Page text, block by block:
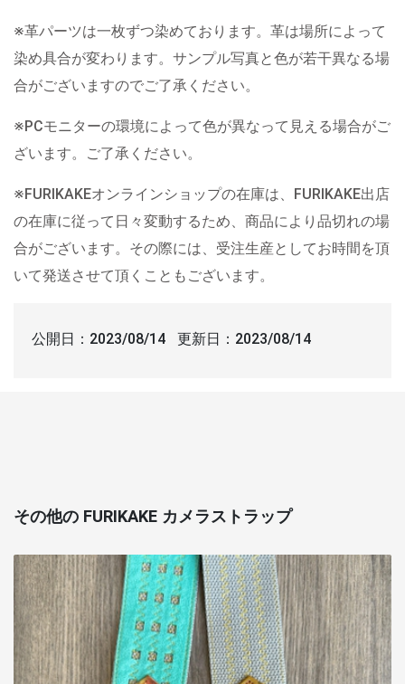
※革パーツは一枚ずつ染めております。革は場所によって
染め具合が変わります。サンプル写真と色が若干異なる場
合がございますのでご了承ください。
※PCモニターの環境によって色が異なって見える場合がご
ざいます。ご了承ください。
※FURIKAKEオンラインショップの在庫は、FURIKAKE出店
の在庫に従って日々変動するため、商品により品切れの場
合がございます。その際には、受注生産としてお時間を頂
いて発送させて頂くこともございます。
公開日： 2023/08/14 更新日： 2023/08/14
その他の FURIKAKE カメラストラップ